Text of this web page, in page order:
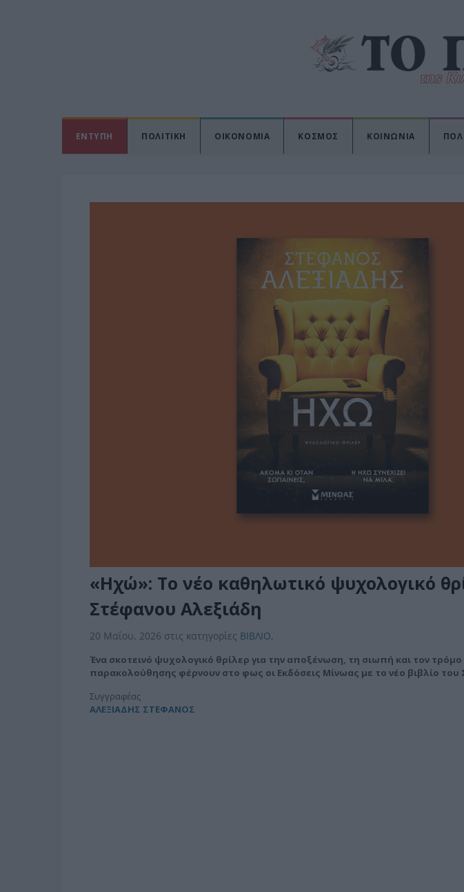
ΕΝΤΥΠΗ ΠΟΛΙΤΙΚΗ ΟΙΚΟΝΟΜΙΑ ΚΟΣΜΟΣ ΚΟΙΝΩΝΙΑ
«Ηχώ»: Το νέο καθηλωτικό ψυχολογικό
Στέφανου Αλεξιάδη
20 Μαΐου, 2026 στις κατηγορίες BIBΛIO,
Ένα σκοτεινό ψυχολογικό θρίλερ για την αποξένωση, τη σιωπή και τον
παρακολούθησης φέρνουν στο φως οι Εκδόσεις Μίνωας με το νέο βιβλίο του
Συγγραφέας
ΑΛΕΞΙΑΔΗΣ ΣΤΕΦΑΝΟΣ